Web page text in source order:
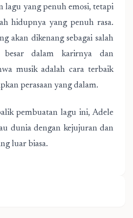
lagu yang penuh emosi, tetapi
hidupnya yang penuh rasa.
akan dikenang sebagai salah
besar dalam karirnya dan
musik adalah cara terbaik
perasaan yang dalam.
pembuatan lagu ini, Adele
dunia dengan kejujuran dan
luar biasa.